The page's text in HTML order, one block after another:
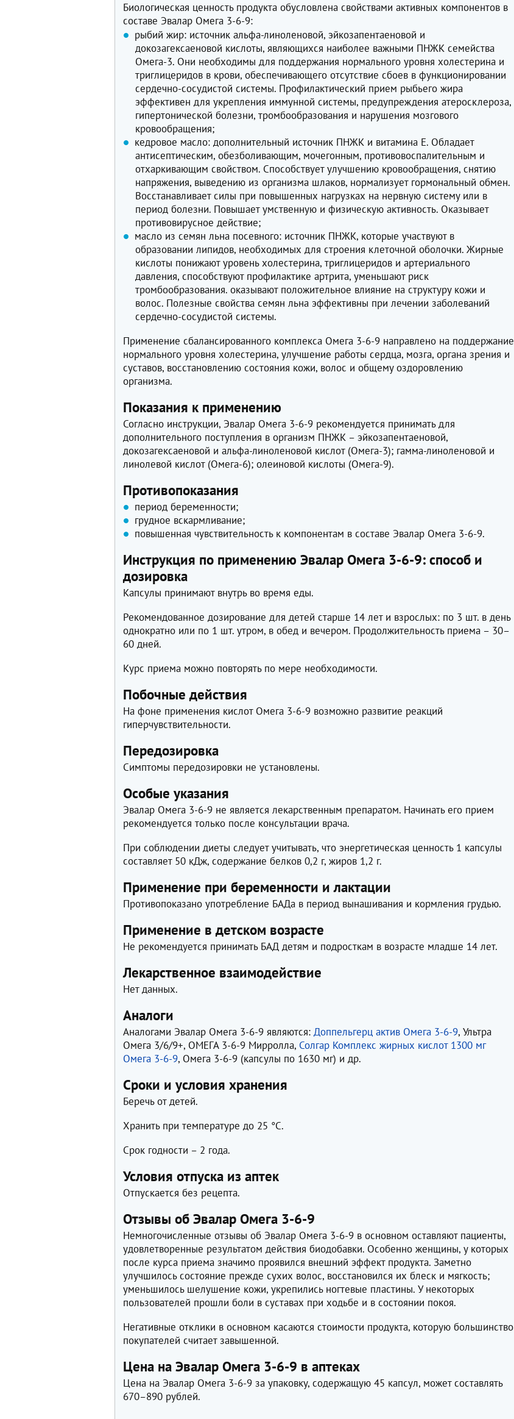
Биологическая ценность продукта обусловлена свойствами активных компонентов в
составе Эвалар Омега 3-6-9:
рыбий жир: источник альфа-линоленовой, эйкозапентаеновой и
докозагексаеновой кислоты, являющихся наиболее важными ПНЖК семейства
Омега-3. Они необходимы для поддержания нормального уровня холестерина и
триглицеридов в крови, обеспечивающего отсутствие сбоев в функционировании
сердечно-сосудистой системы. Профилактический прием рыбьего жира
эффективен для укрепления иммунной системы, предупреждения атеросклероза,
гипертонической болезни, тромбообразования и нарушения мозгового
кровообращения;
кедровое масло: дополнительный источник ПНЖК и витамина E. Обладает
антисептическим, обезболивающим, мочегонным, противовоспалительным и
отхаркивающим свойством. Способствует улучшению кровообращения, снятию
напряжения, выведению из организма шлаков, нормализует гормональный обмен.
Восстанавливает силы при повышенных нагрузках на нервную систему или в
период болезни. Повышает умственную и физическую активность. Оказывает
противовирусное действие;
масло из семян льна посевного: источник ПНЖК, которые участвуют в
образовании липидов, необходимых для строения клеточной оболочки. Жирные
кислоты понижают уровень холестерина, триглицеридов и артериального
давления, способствуют профилактике артрита, уменьшают риск
тромбообразования. оказывают положительное влияние на структуру кожи и
волос. Полезные свойства семян льна эффективны при лечении заболеваний
сердечно-сосудистой системы.
Применение сбалансированного комплекса Омега 3-6-9 направлено на поддержание
нормального уровня холестерина, улучшение работы сердца, мозга, органа зрения и
суставов, восстановлению состояния кожи, волос и общему оздоровлению
организма.
Показания к применению
Согласно инструкции, Эвалар Омега 3-6-9 рекомендуется принимать для
дополнительного поступления в организм ПНЖК – эйкозапентаеновой,
докозагексаеновой и альфа-линоленовой кислот (Омега-3); гамма-линоленовой и
линолевой кислот (Омега-6); олеиновой кислоты (Омега-9).
Противопоказания
период беременности;
грудное вскармливание;
повышенная чувствительность к компонентам в составе Эвалар Омега 3-6-9.
Инструкция по применению Эвалар Омега 3-6-9: способ и
дозировка
Капсулы принимают внутрь во время еды.
Рекомендованное дозирование для детей старше 14 лет и взрослых: по 3 шт. в день
однократно или по 1 шт. утром, в обед и вечером. Продолжительность приема – 30–
60 дней.
Курс приема можно повторять по мере необходимости.
Побочные действия
На фоне применения кислот Омега 3-6-9 возможно развитие реакций
гиперчувствительности.
Передозировка
Симптомы передозировки не установлены.
Особые указания
Эвалар Омега 3-6-9 не является лекарственным препаратом. Начинать его прием
рекомендуется только после консультации врача.
При соблюдении диеты следует учитывать, что энергетическая ценность 1 капсулы
составляет 50 кДж, содержание белков 0,2 г, жиров 1,2 г.
Применение при беременности и лактации
Противопоказано употребление БАДа в период вынашивания и кормления грудью.
Применение в детском возрасте
Не рекомендуется принимать БАД детям и подросткам в возрасте младше 14 лет.
Лекарственное взаимодействие
Нет данных.
Аналоги
Аналогами Эвалар Омега 3-6-9 являются:Доппельгерц актив Омега 3-6-9, Ультра
Омега 3/6/9+, ОМЕГА 3-6-9 Мирролла, Солгар Комплекс жирных кислот 1300 мг
Омега 3-6-9, Омега 3-6-9 (капсулы по 1630 мг) и др.
Сроки и условия хранения
Беречь от детей.
Хранить при температуре до 25 °C.
Срок годности – 2 года.
Условия отпуска из аптек
Отпускается без рецепта.
Отзывы об Эвалар Омега 3-6-9
Немногочисленные отзывы об Эвалар Омега 3-6-9 в основном оставляют пациенты,
удовлетворенные результатом действия биодобавки. Особенно женщины, у которых
после курса приема значимо проявился внешний эффект продукта. Заметно
улучшилось состояние прежде сухих волос, восстановился их блеск и мягкость;
уменьшилось шелушение кожи, укрепились ногтевые пластины. У некоторых
пользователей прошли боли в суставах при ходьбе и в состоянии покоя.
Негативные отклики в основном касаются стоимости продукта, которую большинство
покупателей считает завышенной.
Цена на Эвалар Омега 3-6-9 в аптеках
Цена на Эвалар Омега 3-6-9 за упаковку, содержащую 45 капсул, может составлять
670–890 рублей.